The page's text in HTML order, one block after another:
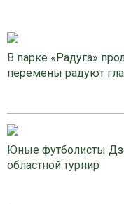
В парке «Радуга»
перемены радуют
Юные футболисты
областной турнир